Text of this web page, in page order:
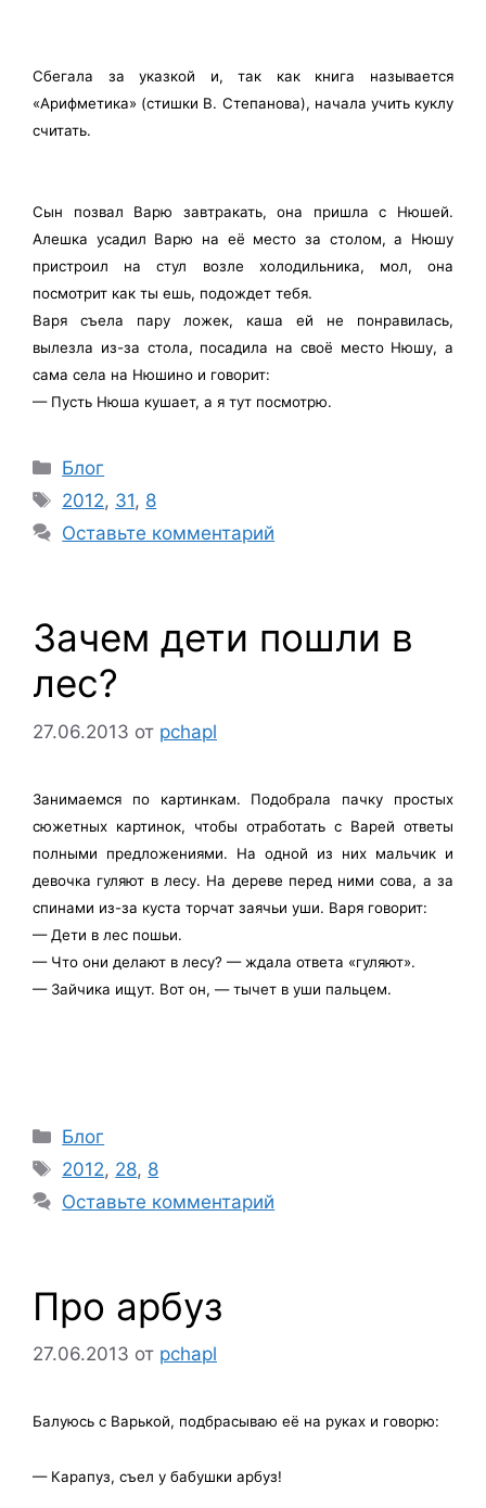
Сбегала за указкой и, так как книга называется
«Арифметика» (стишки В. Степанова), начала учить куклу
считать.
Сын позвал Варю завтракать, она пришла с Нюшей.
Алешка усадил Варю на её место за столом, а Нюшу
пристроил на стул возле холодильника, мол, она
посмотрит как ты ешь, подождет тебя.
Варя съела пару ложек, каша ей не понравилась,
вылезла из-за стола, посадила на своё место Нюшу, а
сама села на Нюшино и говорит:
— Пусть Нюша кушает, а я тут посмотрю.
Рубрики
Блог
Метки
2012, 31, 8
Оставьте комментарий
Зачем дети пошли в
лес?
27.06.2013 от pchapl
Занимаемся по картинкам. Подобрала пачку простых
сюжетных картинок, чтобы отработать с Варей ответы
полными предложениями. На одной из них мальчик и
девочка гуляют в лесу. На дереве перед ними сова, а за
спинами из-за куста торчат заячьи уши. Варя говорит:
— Дети в лес пошьи.
— Что они делают в лесу? — ждала ответа «гуляют».
— Зайчика ищут. Вот он, — тычет в уши пальцем.
Рубрики
Блог
Метки
2012, 28, 8
Оставьте комментарий
Про арбуз
27.06.2013 от pchapl
Балуюсь с Варькой, подбрасываю её на руках и говорю:
— Карапуз, съел у бабушки арбуз!